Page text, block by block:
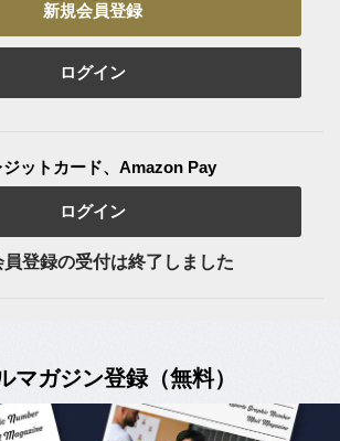
新規会員登録
ログイン
ジットカード、Amazon Pay
ログイン
員登録の受付は終了しました
マガジン登録（無料）